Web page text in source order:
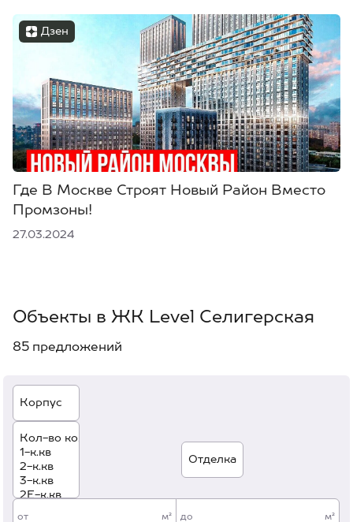
Дзен
Где В Москве Строят Новый Район Вместо
Промзоны!
27.03.2024
Объекты в ЖК Level Селигерская
85 предложений
от м² до м²